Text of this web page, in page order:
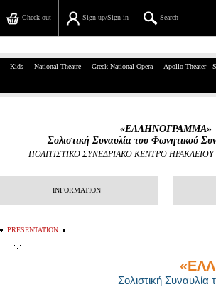
Search
Sign up/Sign in
Check out
39, Panepistimiou Str, Athens
Sign up/Sign in
Check out
Kids National Theatre Greek National Opera Apollo Theater -
«ΕΛΛΗΝΟΓΡΑΜΜΑ»
Σολιστική Συναυλία του Φωνητικού
ΠΟΛΙΤΙΣΤΙΚΟ ΣΥΝΕΔΡΙΑΚΟ ΚΕΝΤΡΟ ΗΡΑΚΛΕΙΟΥ
INFORMATION
PRESENTATION
Σολιστική